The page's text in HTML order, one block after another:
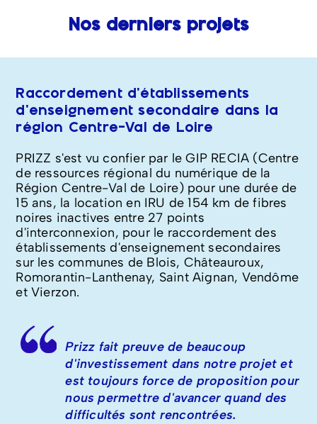
Nos derniers projets
Raccordement d'établissements
d'enseignement secondaire dans la
région Centre-Val de Loire
PRIZZ s'est vu confier par le GIP RECIA (Centre
de ressources régional du numérique de la
Région Centre-Val de Loire) pour une durée de
15 ans, la location en IRU de 154 km de fibres
noires inactives entre 27 points
d'interconnexion, pour le raccordement des
établissements d'enseignement secondaires
sur les communes de Blois, Châteauroux,
Romorantin-Lanthenay, Saint Aignan, Vendôme
et Vierzon.
Prizz fait preuve de beaucoup
d'investissement dans notre projet et
est toujours force de proposition pour
nous permettre d'avancer quand des
difficultés sont rencontrées.